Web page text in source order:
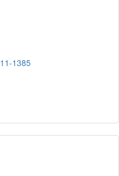
11-1385